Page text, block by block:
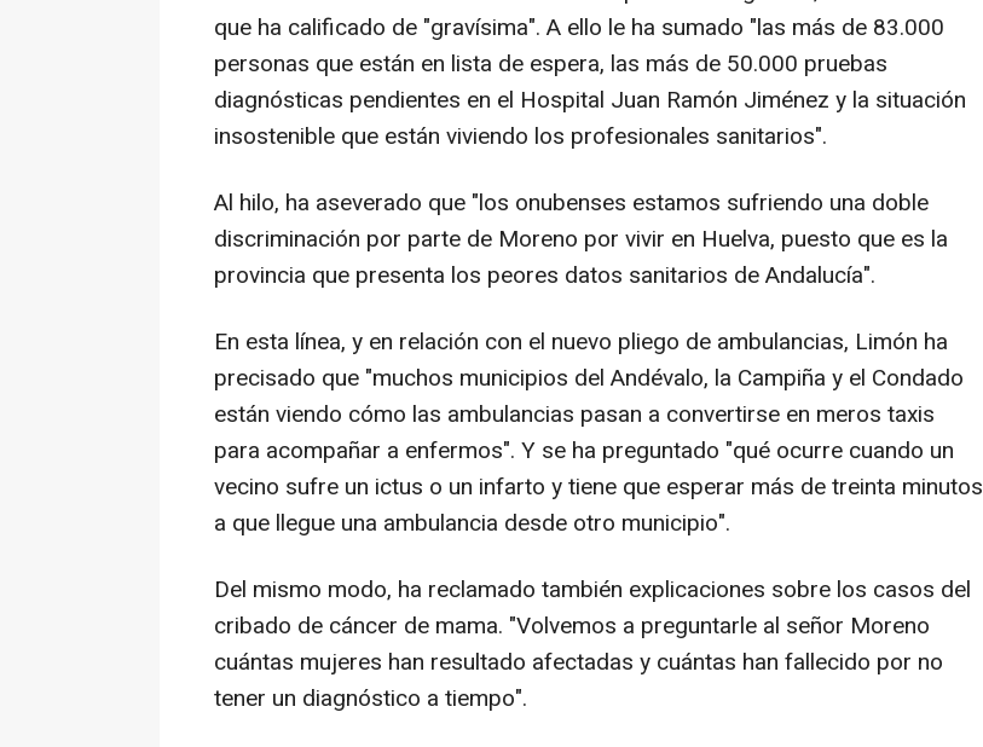
que ha calificado de "gravísima". A ello le ha sumado "las más de 83.000
personas que están en lista de espera, las más de 50.000 pruebas
diagnósticas pendientes en el Hospital Juan Ramón Jiménez y la situación
insostenible que están viviendo los profesionales sanitarios".
Al hilo, ha aseverado que "los onubenses estamos sufriendo una doble
discriminación por parte de Moreno por vivir en Huelva, puesto que es la
provincia que presenta los peores datos sanitarios de Andalucía".
En esta línea, y en relación con el nuevo pliego de ambulancias, Limón ha
precisado que "muchos municipios del Andévalo, la Campiña y el Condado
están viendo cómo las ambulancias pasan a convertirse en meros taxis
para acompañar a enfermos". Y se ha preguntado "qué ocurre cuando un
vecino sufre un ictus o un infarto y tiene que esperar más de treinta minutos
a que llegue una ambulancia desde otro municipio".
Del mismo modo, ha reclamado también explicaciones sobre los casos del
cribado de cáncer de mama. "Volvemos a preguntarle al señor Moreno
cuántas mujeres han resultado afectadas y cuántas han fallecido por no
tener un diagnóstico a tiempo".